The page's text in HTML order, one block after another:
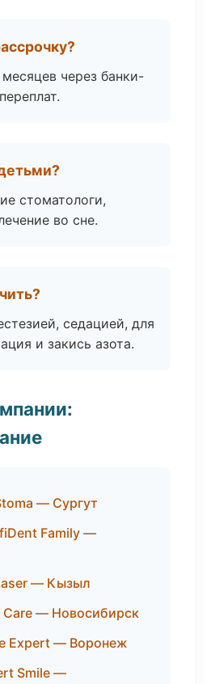
через банки-
стоматологи,
во сне.
седацией, для
и закись азота.
— Сургут
Family —
— Кызыл
Care — Новосибирск
Expert — Воронеж
Smile —